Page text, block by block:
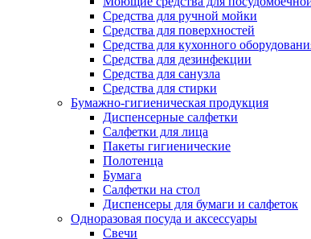
Средства для ручной мойки
Средства для поверхностей
Средства для кухонного
Средства для дезинфекции
Средства для санузла
Средства для стирки
Бумажно-гигиеническая продукция
Диспенсерные салфетки
Салфетки для лица
Пакеты гигиенические
Полотенца
Бумага
Салфетки на стол
Диспенсеры для бумаги и салфеток
Одноразовая посуда и аксессуары
Свечи